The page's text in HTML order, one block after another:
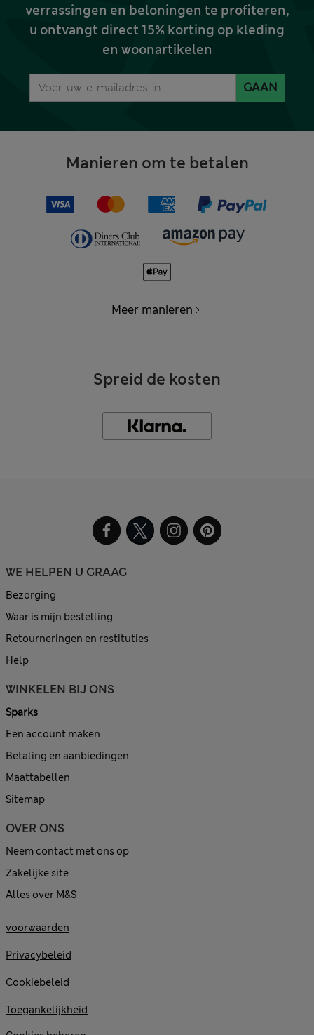
verrassingen en beloningen te profiteren,
u ontvangt direct 15% korting op kleding
en woonartikelen
GAAN
Manieren om te betalen
Meer manieren
Spreid de kosten
WE HELPEN U GRAAG
Bezorging
Waar is mijn bestelling
Retourneringen en restituties
Help
WINKELEN BIJ ONS
Sparks
Een account maken
Betaling en aanbiedingen
Maattabellen
Sitemap
OVER ONS
Neem contact met ons op
Zakelijke site
Alles over M&S
voorwaarden
Privacybeleid
Cookiebeleid
Toegankelijkheid